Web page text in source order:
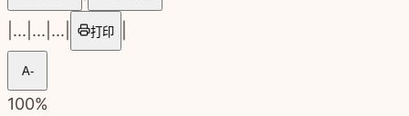
... ... ... 打印
A-
100%